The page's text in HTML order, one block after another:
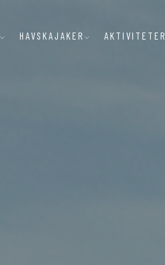
HAVSKAJAKER AKTIVITETER